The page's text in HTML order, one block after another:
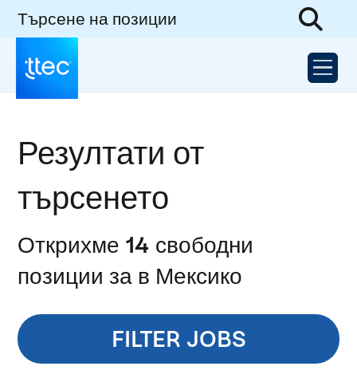
Търсене на позиции
Резултати от
търсенето
Открихме 14 свободни
позиции за в Мексико
FILTER JOBS